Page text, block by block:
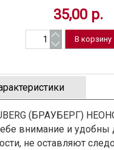
35,00 р.
(БРАУБЕРГ)
внимание и
не оставляют